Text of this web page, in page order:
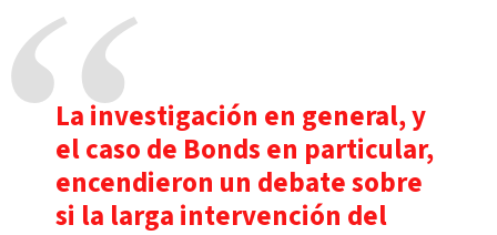
La investigación en general, y
el caso de Bonds en particular,
encendieron un debate sobre
si la larga intervención del